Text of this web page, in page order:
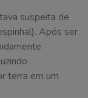
suspeita de
Após ser
terra em um